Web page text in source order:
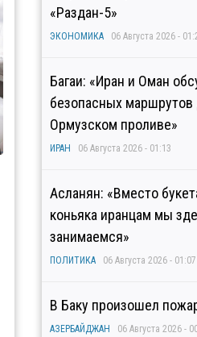
«Раздан-5»
ЭКОНОМИКА 06 Августа 2026 -
Багаи: «Иран и Оман
безопасных маршрутов
Ормузском проливе»
ИРАН 06 Августа 2026 - 01:13
Асланян: «Вместо
коньяка иранцам мы
занимаемся»
ПОЛИТИКА 06 Августа 2026 - 01:07
В Баку произошел
АЗЕРБАЙДЖАН 06 Августа 2026 -